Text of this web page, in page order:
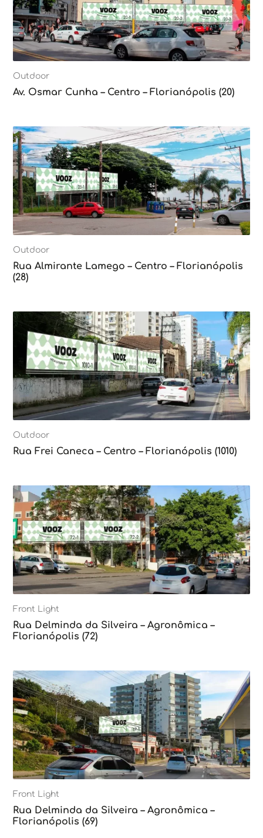
Outdoor
Av. Osmar Cunha – Centro – Florianópolis (20)
Outdoor
Rua Almirante Lamego – Centro – Florianópolis
(28)
Outdoor
Rua Frei Caneca – Centro – Florianópolis (1010)
Front Light
Rua Delminda da Silveira – Agronômica –
Florianópolis (72)
Front Light
Rua Delminda da Silveira – Agronômica –
Florianópolis (69)